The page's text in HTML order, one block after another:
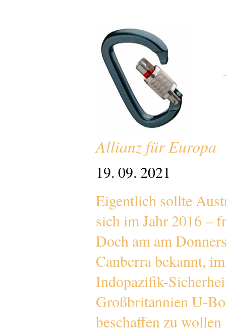
Allianz für Europa
19. 09. 2021
Eigentlich sollte
sich im Jahr 2016 –
Doch am am
Canberra bekannt,
Indopazifik-
Großbritannien U-
beschaffen zu